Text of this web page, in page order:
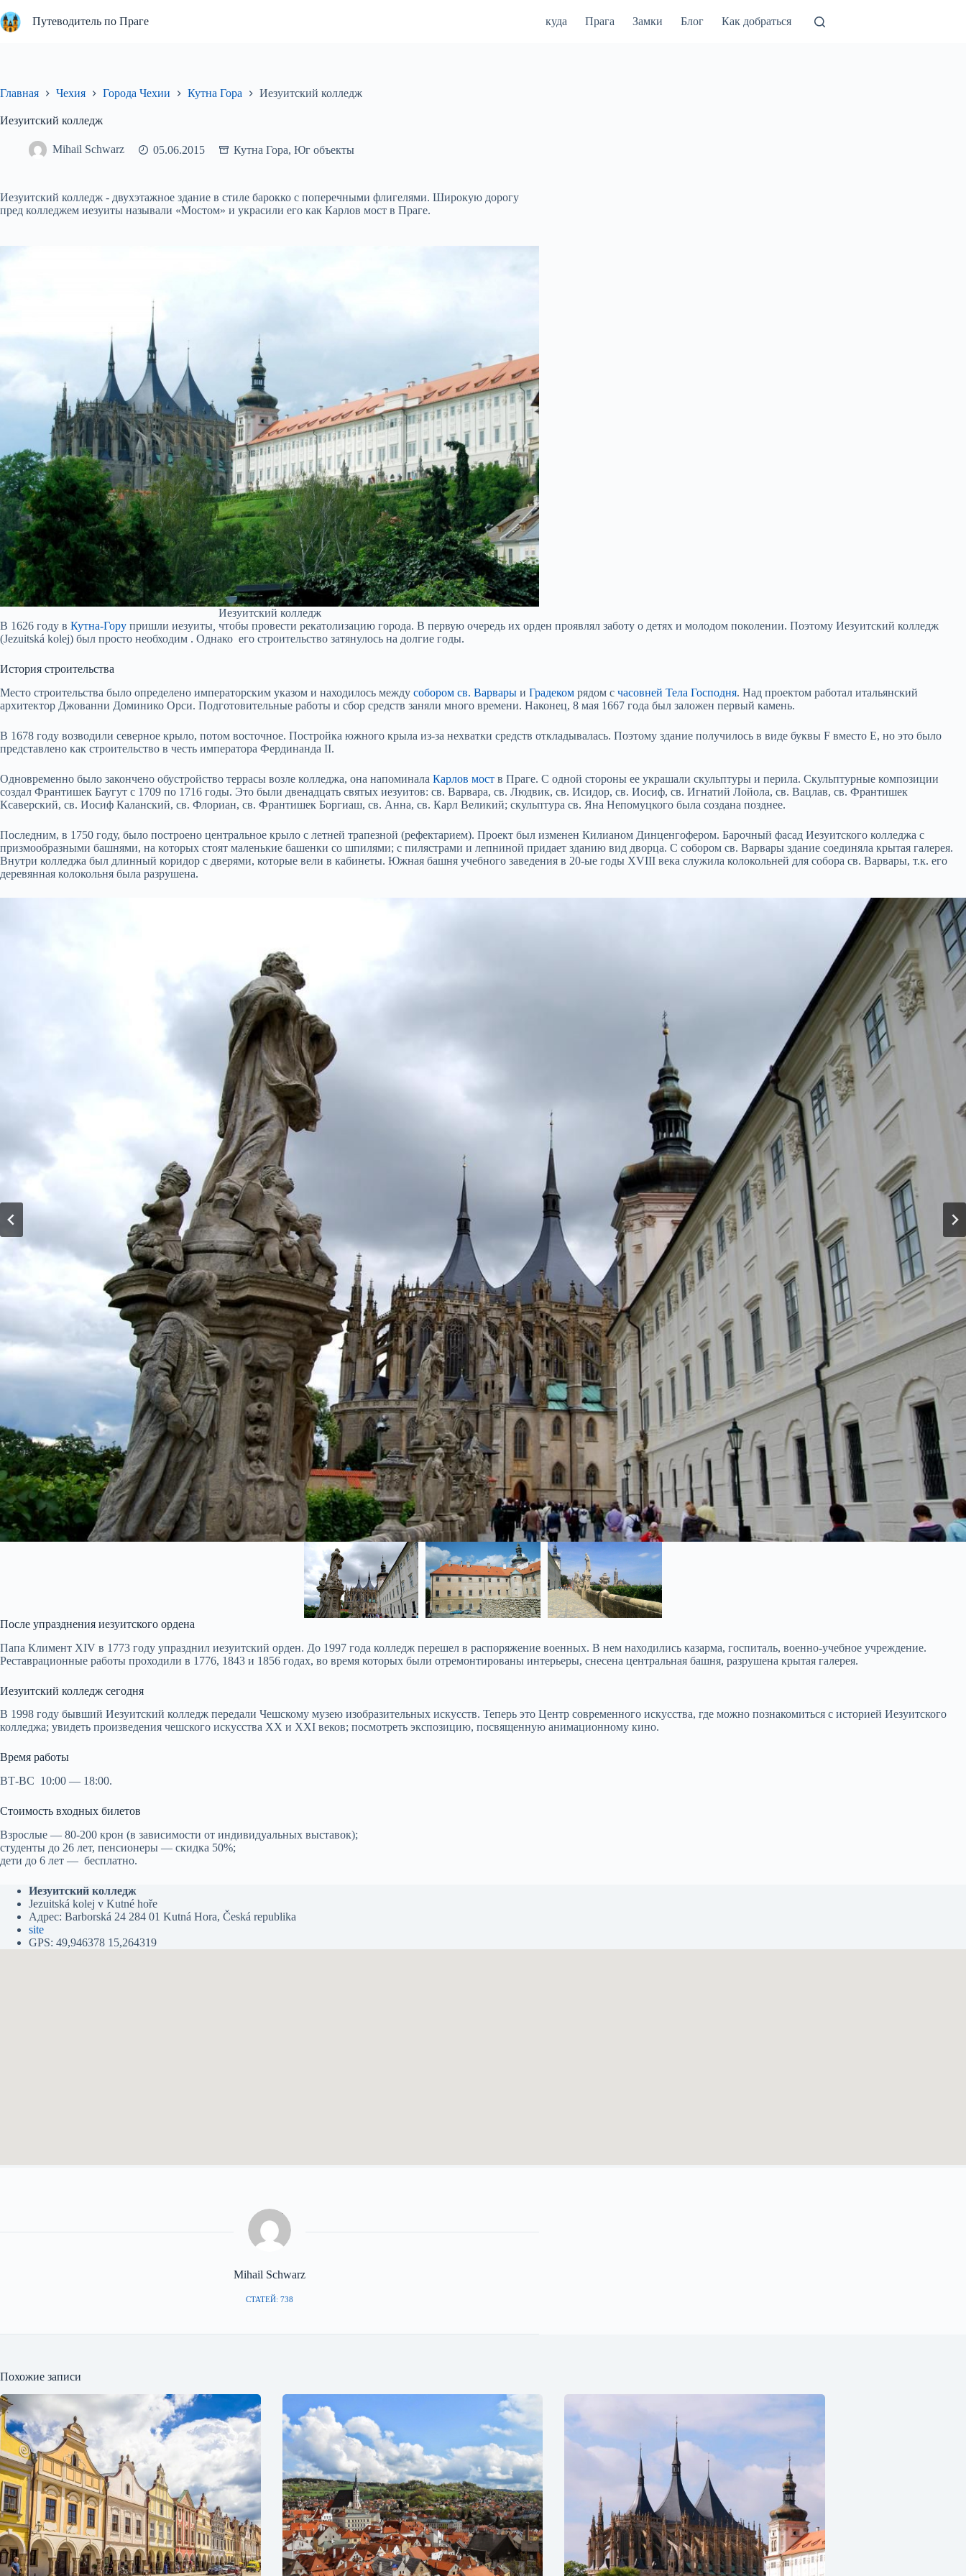
к
сути
Путеводитель по Праге куда Прага Замки Блог Как добраться
Главная Чехия Города Чехии Кутна Гора Иезуитский колледж
Иезуитский колледж
Mihail Schwarz 05.06.2015 Кутна Гора, Юг объекты
Иезуитский колледж - двухэтажное здание в стиле барокко с поперечными флигелями. Широкую дорогу
пред колледжем иезуиты называли «Мостом» и украсили его как Карлов мост в Праге.
Иезуитский колледж
В 1626 году в Кутна-Гору пришли иезуиты чтобы провести рекатолизацию города. В первую очередь их орден проявлял заботу о детях и молодом поколении. Поэтому Иезуитский колледж
(Jezuitská kolej) был просто необходим . Однако его строительство затянулось на долгие годы.
История строительства
Место строительства было определено императорским указом и находилось между собором св. Варвары и Градеком рядом с часовней Тела Господня. Над проектом работал итальянский
архитектор Джованни Доминико Орси. Подготовительные работы и сбор средств заняли много времени. Наконец, 8 мая 1667 года был заложен первый камень.
В 1678 году возводили северное крыло, потом восточное. Постройка южного крыла из-за нехватки средств откладывалась. Поэтому здание получилось в виде буквы F вместо Е, но это было
представлено как строительство в честь императора Фердинанда II.
Одновременно было закончено обустройство террасы возле колледжа, она напоминала Карлов мост в Праге. С одной стороны ее украшали скульптуры и перила. Скульптурные композиции
создал Франтишек Баугут с 1709 по 1716 годы. Это были двенадцать святых иезуитов: св. Варвара, св. Людвик, св. Исидор, св. Иосиф, св. Игнатий Лойола, св. Вацлав, св. Франтишек
Ксаверский, св. Иосиф Каланский, св. Флориан, св. Франтишек Боргиаш, св. Анна, св. Карл Великий; скульптура св. Яна Непомуцкого была создана позднее.
Последним, в 1750 году, было построено центральное крыло с летней трапезной (рефектарием). Проект был изменен Килианом Динценгофером. Барочный фасад Иезуитского колледжа с
призмообразными башнями, на которых стоят маленькие башенки со шпилями; с пилястрами и лепниной придает зданию вид дворца. С собором св. Варвары здание соединяла крытая галерея.
Внутри колледжа был длинный коридор с дверями, которые вели в кабинеты. Южная башня учебного заведения в 20-ые годы XVIII века служила колокольней для собора св. Варвары, т.к. его
деревянная колокольня была разрушена.
После упразднения иезуитского ордена
Папа Климент XIV в 1773 году упразднил иезуитский орден. До 1997 года колледж перешел в распоряжение военных. В нем находились казарма, госпиталь, военно-учебное учреждение.
Реставрационные работы проходили в 1776, 1843 и 1856 годах, во время которых были отремонтированы интерьеры, снесена центральная башня, разрушена крытая галерея.
Иезуитский колледж сегодня
В 1998 году бывший Иезуитский колледж передали Чешскому музею изобразительных искусств. Теперь это Центр современного искусства, где можно познакомиться с историей Иезуитского
колледжа; увидеть произведения чешского искусства XX и XXI веков; посмотреть экспозицию, посвященную анимационному кино.
Время работы
ВТ-ВС 10:00 — 18:00.
Стоимость входных билетов
Взрослые — 80-200 крон (в зависимости от индивидуальных выставок);
студенты до 26 лет, пенсионеры — скидка 50%;
дети до 6 лет — бесплатно.
Иезуитский колледж
Jezuitská kolej v Kutné hoře
Адрес: Barborská 24 284 01 Kutná Hora, Česká republika
site
GPS: 49,946378 15,264319
Mihail Schwarz
СТАТЕЙ: 738
Похожие записи